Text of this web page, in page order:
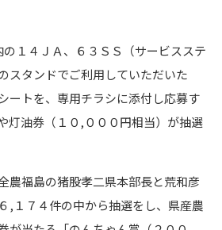
１４ＪＡ、６３ＳＳ（サービスステ
スタンドでご利用していただいた
ートを、専用チラシに添付し応募す
灯油券（１０,０００円相当）が抽選
農福島の猪股孝二県本部長と荒和彦
,１７４件の中から抽選をし、県産農